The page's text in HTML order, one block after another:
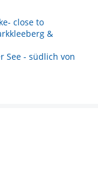
close to
&
See - südlich von